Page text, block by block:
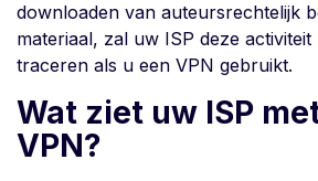
downloaden van auteursrechtelijk
materiaal, zal uw ISP deze
traceren als u een VPN gebruikt.
Wat ziet uw ISP
VPN?